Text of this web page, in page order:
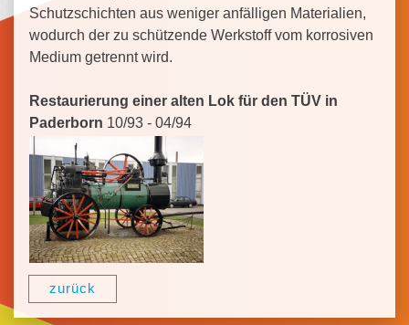
Schutzschichten aus weniger anfälligen Materialien,
wodurch der zu schützende Werkstoff vom korrosiven
Medium getrennt wird.
Restaurierung einer alten Lok für den TÜV in
Paderborn 10/93 - 04/94
zurück